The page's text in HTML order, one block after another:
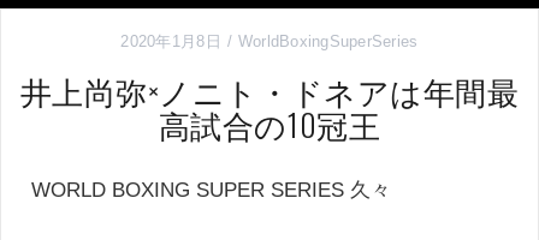
2020年1月8日 WorldBoxingSuperSeries
井上尚弥×ノニト・ドネアは年間最
高試合の10冠王
WORLD BOXING SUPER SERIES 久々